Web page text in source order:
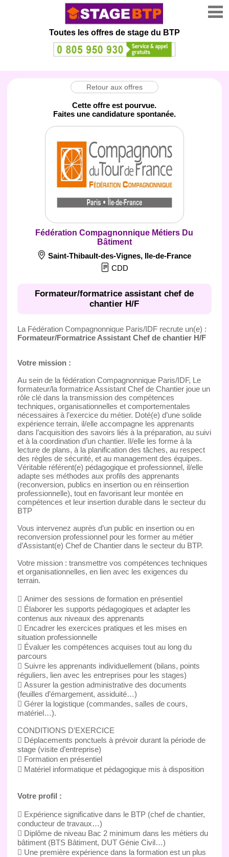
Toutes les offres de stage du BTP
Retour aux offres
Cette offre est pourvue.
Faites une candidature spontanée.
Fédération Compagnonnique Métiers Du
Bâtiment
Saint-Thibault-des-Vignes, Ile-de-France
CDD
Formateur/formatrice assistant chef de
chantier H/F
La Fédération Compagnonnique Paris/IDF recrute un(e) :
Formateur/Formatrice Assistant Chef de chantier H/F
Votre mission :
Au sein de la fédération Compagnonnique Paris/IDF, Le
formateur/la formatrice Assistant Chef de Chantier joue un
rôle clé dans la transmission des compétences
techniques, organisationnelles et comportementales
nécessaires à l’exercice du métier. Doté(e) d’une solide
expérience terrain, il/elle accompagne les apprenants
dans l’acquisition des savoirs liés à la préparation, au suivi
et à la coordination d’un chantier. Il/elle les forme à la
lecture de plans, à la planification des tâches, au respect
des règles de sécurité, et au management des équipes.
Véritable référent(e) pédagogique et professionnel, il/elle
adapte ses méthodes aux profils des apprenants
(reconversion, publics en insertion ou en réinsertion
professionnelle), tout en favorisant leur montée en
compétences et leur insertion durable dans le secteur du
BTP
Vous intervenez auprès d’un public en insertion ou en
reconversion professionnel pour les former au métier
d’Assistant(e) Chef de Chantier dans le secteur du BTP.
Votre mission : transmettre vos compétences techniques
et organisationnelles, en lien avec les exigences du
terrain.
 Animer des sessions de formation en présentiel
 Élaborer les supports pédagogiques et adapter les
contenus aux niveaux des apprenants
 Encadrer les exercices pratiques et les mises en
situation professionnelle
 Évaluer les compétences acquises tout au long du
parcours
 Suivre les apprenants individuellement (bilans, points
réguliers, lien avec les entreprises pour les stages)
 Assurer la gestion administrative des documents
(feuilles d’émargement, assiduité…)
 Gérer la logistique (commandes, salles de cours,
matériel…).
CONDITIONS D’EXERCICE
 Déplacements ponctuels à prévoir durant la période de
stage (visite d’entreprise)
 Formation en présentiel
 Matériel informatique et pédagogique mis à disposition
Votre profil :
 Expérience significative dans le BTP (chef de chantier,
conducteur de travaux…)
 Diplôme de niveau Bac 2 minimum dans les métiers du
bâtiment (BTS Bâtiment, DUT Génie Civil…)
 Une première expérience dans la formation est un plus